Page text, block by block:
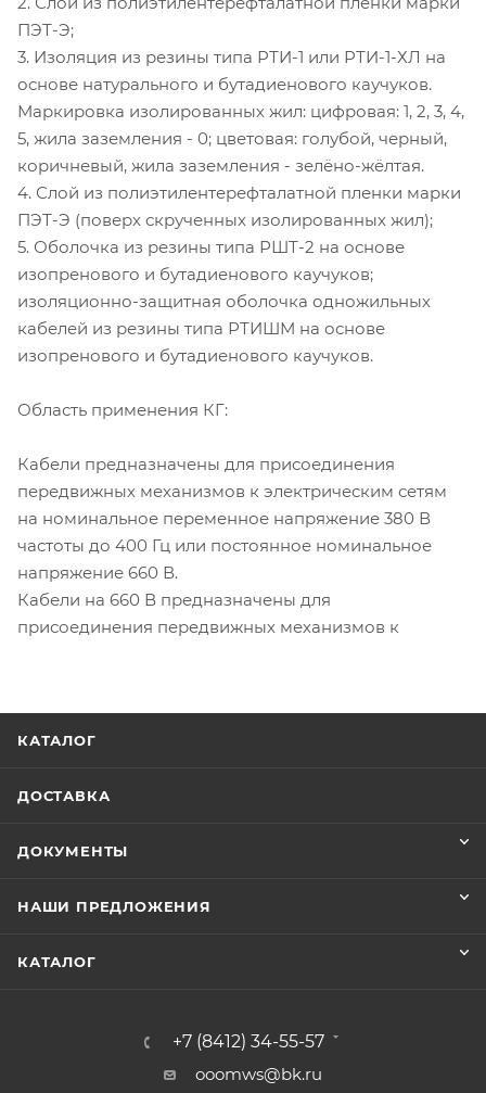
ПЭТ-Э;
3. Изоляция из резины типа РТИ-1 или РТИ-1-ХЛ на
основе натурального и бутадиенового каучуков.
Маркировка изолированных жил: цифровая: 1, 2, 3, 4,
5, жила заземления - 0; цветовая: голубой, черный,
коричневый, жила заземления - зелёно-жёлтая.
4. Слой из полиэтилентерефталатной пленки марки
ПЭТ-Э (поверх скрученных изолированных жил);
5. Оболочка из резины типа РШТ-2 на основе
изопренового и бутадиенового каучуков;
изоляционно-защитная оболочка одножильных
кабелей из резины типа РТИШМ на основе
изопренового и бутадиенового каучуков.
Область применения КГ:
Кабели предназначены для присоединения
передвижных механизмов к электрическим сетям
на номинальное переменное напряжение 380 В
частоты до 400 Гц или постоянное номинальное
напряжение 660 В.
Кабели на 660 В предназначены для
присоединения передвижных механизмов к
КАТАЛОГ
ДОСТАВКА
ДОКУМЕНТЫ
НАШИ ПРЕДЛОЖЕНИЯ
КАТАЛОГ
+7 (8412) 34-55-57
ooomws@bk.ru